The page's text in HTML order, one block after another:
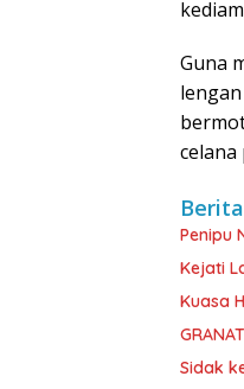
Guna
celana
Penipu
Kejati
Kuasa
‎Sidak